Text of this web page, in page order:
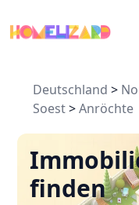
Deutschland >
Soest>Anröchte
finden